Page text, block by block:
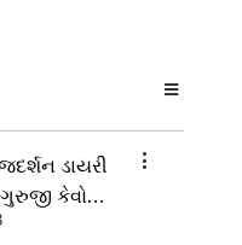
ડાયરી
કેવો
?